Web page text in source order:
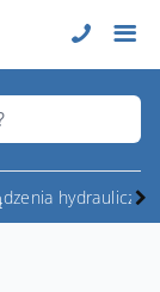
hydrauliczne